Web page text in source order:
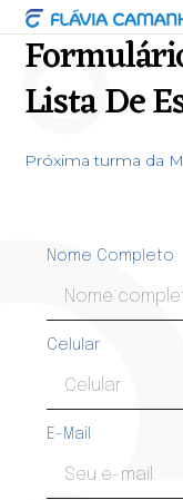
Lista De
Próxima turma da
Nome Completo
Celular
E-Mail